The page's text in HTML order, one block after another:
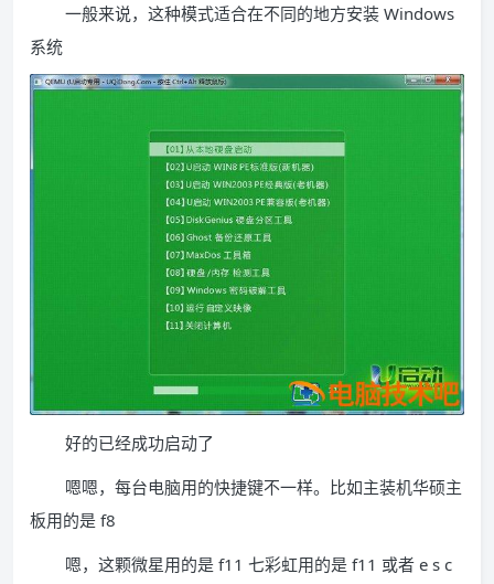
一般来说，这种模式适合在不同的地方安装 Windows
系统
好的已经成功启动了
嗯嗯，每台电脑用的快捷键不一样。比如主装机华硕主
板用的是 f8
嗯，这颗微星用的是 f11 七彩虹用的是 f11 或者 e s c